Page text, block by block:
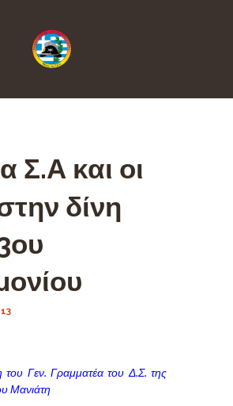
Σ.Α και οι
δίνη
Γεν. Γραμματέα του Δ.Σ. της
Μανιάτη